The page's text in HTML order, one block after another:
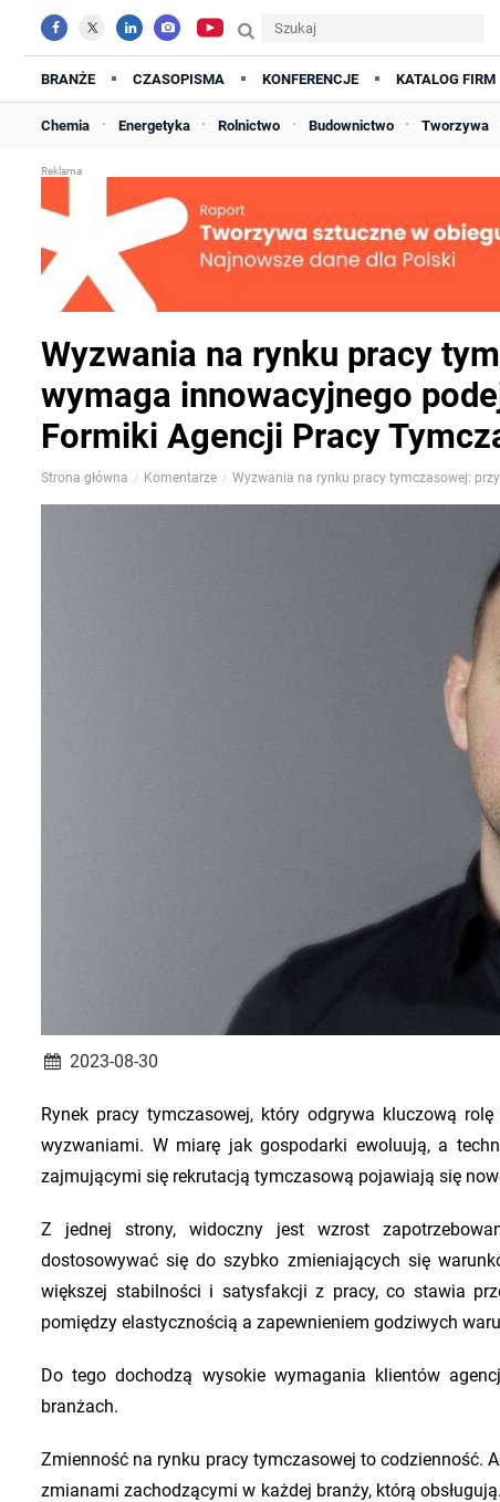
BRANŻE CZASOPISMA KONFERENCJE KATALOG FIRM
Chemia Energetyka Rolnictwo Budownictwo Tworzywa
Wyzwania na rynku pracy
wymaga innowacyjnego
Formiki Agencji Pracy
Strona główna Komentarze
2023-08-30
Rynek pracy tymczasowej, który odgrywa kluczową
wyzwaniami. W miarę jak gospodarki ewoluują, a
zajmującymi się rekrutacją tymczasową pojawiają się
Z jednej strony, widoczny jest wzrost
dostosowywać się do szybko zmieniających się
większej stabilności i satysfakcji z pracy, co stawia
pomiędzy elastycznością a zapewnieniem godziwych
Do tego dochodzą wysokie wymagania klientów
branżach.
Zmienność na rynku pracy tymczasowej to codzienność.
zmianami zachodzącymi w każdej branży, którą